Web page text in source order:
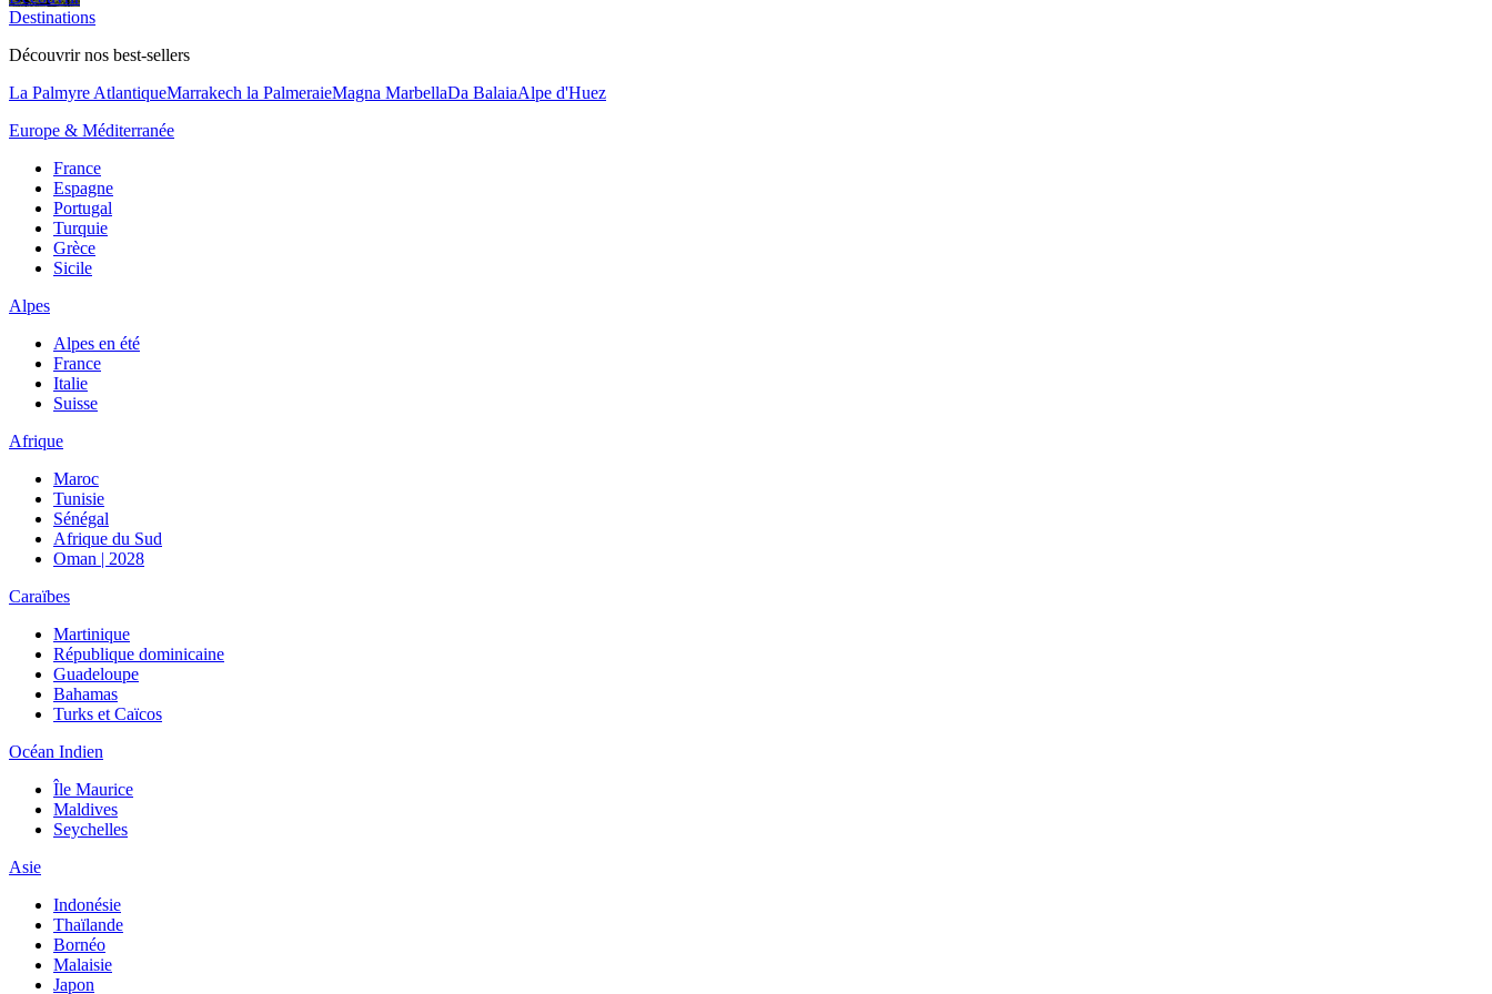
Destinations
Découvrir nos best-sellers
La Palmyre AtlantiqueMarrakech la PalmeraieMagna MarbellaDa BalaiaAlpe d'Huez
Europe & Méditerranée
France
Espagne
Portugal
Turquie
Grèce
Sicile
Alpes
Alpes en été
France
Italie
Suisse
Afrique
Maroc
Tunisie
Sénégal
Afrique du Sud
Oman | 2028
Caraïbes
Martinique
République dominicaine
Guadeloupe
Bahamas
Turks et Caïcos
Océan Indien
Île Maurice
Maldives
Seychelles
Asie
Indonésie
Thaïlande
Bornéo
Malaisie
Japon